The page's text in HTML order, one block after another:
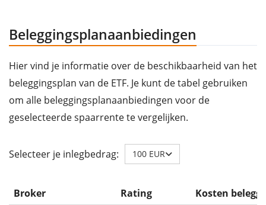
Beleggingsplanaanbiedingen
Hier vind je informatie over de beschikbaarheid van het
beleggingsplan van de ETF. Je kunt de tabel gebruiken
om alle beleggingsplanaanbiedingen voor de
geselecteerde spaarrente te vergelijken.
Selecteer je inlegbedrag: 100 EUR
Broker Rating Kosten